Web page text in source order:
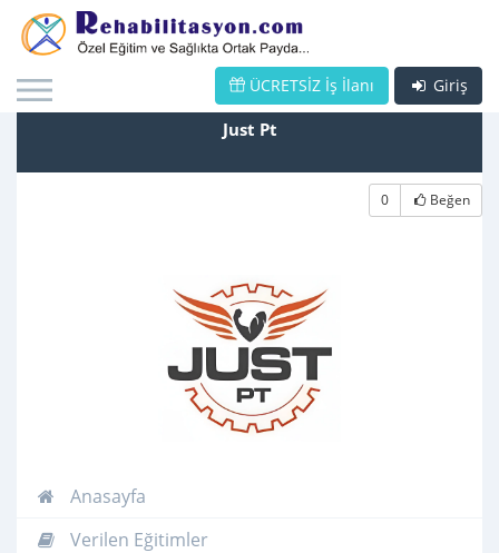
Giriş
ÜCRETSİZ İş İlanı
Just Pt
0 Beğen
Anasayfa
Verilen Eğitimler